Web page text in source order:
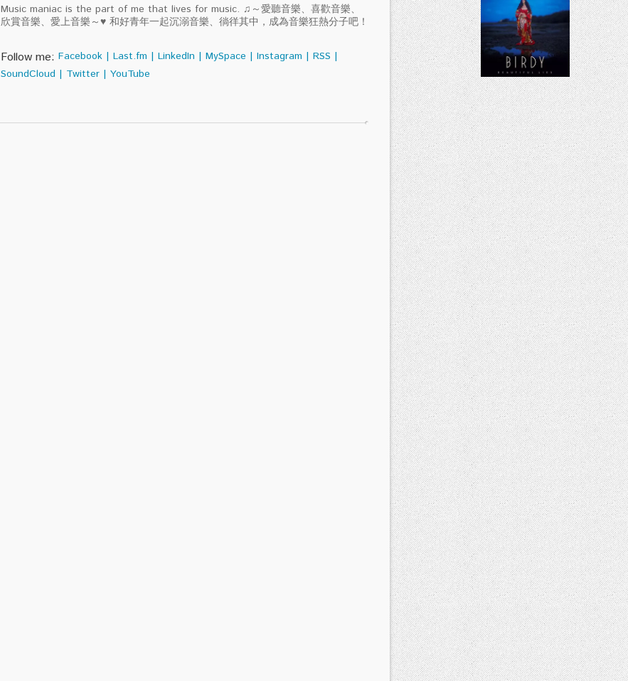
Music maniac is the part of me that lives for music. ♫～愛聽音樂、喜歡音樂、
欣賞音樂、愛上音樂～♥ 和好青年一起沉溺音樂、徜徉其中，成為音樂狂熱分子吧！
Follow me: Facebook | Last.fm | LinkedIn | MySpace | Instagram | RSS |
SoundCloud | Twitter | YouTube